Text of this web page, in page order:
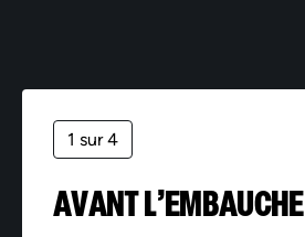
1 sur 4
AVANT L’EMBAUCHE